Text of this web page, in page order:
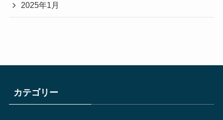
2025年1月
カテゴリー